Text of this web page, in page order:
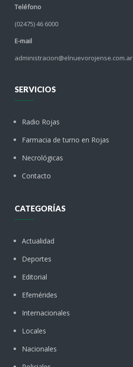
Teléfono
(02475) 46 6000
E-mail
administracion@elnuevorojense.com.ar
SERVICIOS
Radio Rojas
Farmacia de turno en Rojas
Necrológicas
Contacto
CATEGORÍAS
Actualidad
Deportes
Editorial
Efemérides
Internacionales
Locales
Nacionales